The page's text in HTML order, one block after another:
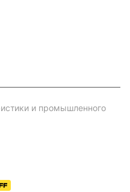
и промышленного